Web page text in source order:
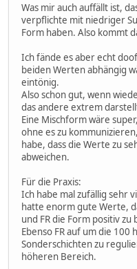
Was mir auch auffällt ist,
verpflichte mit niedriger
Form haben. Also kommt
Ich fände es aber echt
beiden Werten abhängig
eintönig.
Also schon gut, wenn
das andere extrem
Eine Mischform wäre
ohne es zu
habe, dass die Werte zu
abweichen.
Für die Praxis:
Ich habe mal zufällig sehr
hatte enorm gute Werte,
und FR die Form positiv zu
Ebenso FR auf um die 100
Sonderschichten zu
höheren Bereich.